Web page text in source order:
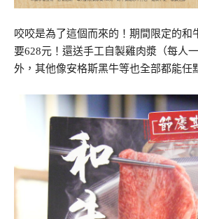
咬咬是為了這個而來的！期間限定的和
要628元！還送手工自製雞肉漿（每人
外，其他像安格斯黑牛等也全部都能任